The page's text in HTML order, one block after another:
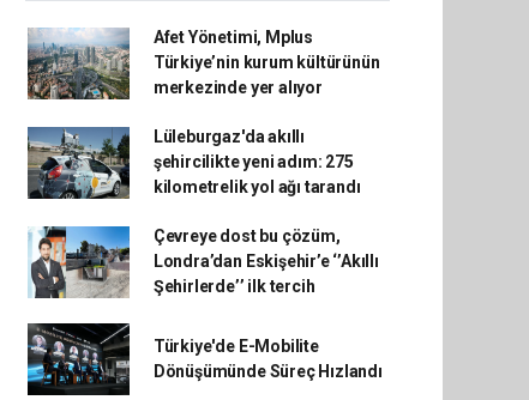
Afet Yönetimi, Mplus
Türkiye’nin kurum kültürünün
merkezinde yer alıyor
Lüleburgaz'da akıllı
şehircilikte yeni adım: 275
kilometrelik yol ağı tarandı
Çevreye dost bu çözüm,
Londra’dan Eskişehir’e ‘’Akıllı
Şehirlerde’’ ilk tercih
Türkiye'de E-Mobilite
Dönüşümünde Süreç Hızlandı